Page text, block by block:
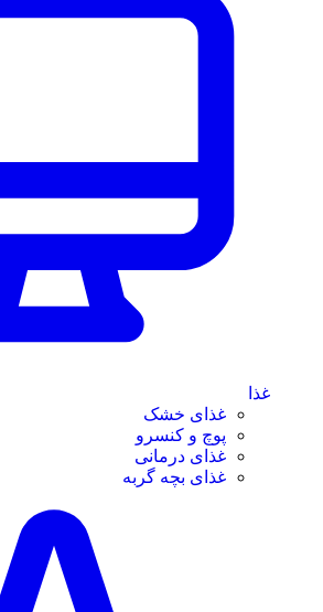
غذا
غذای خشک
پوچ و کنسرو
غذای درمانی
غذای بچه گربه